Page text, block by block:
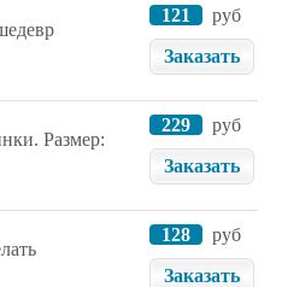
121
руб
Заказать
Размер:
229
руб
Заказать
128
руб
Заказать